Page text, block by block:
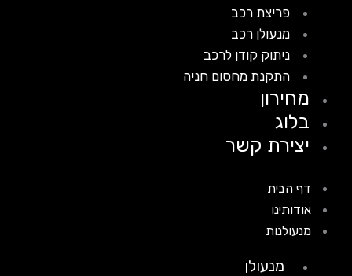
פריצת רכב
מנעולן רכב
ניתוק קודן לרכב
התקנת מחסום חניה
מחירון
בלוג
יצירת קשר
דף הבית
אודותינו
מנעולנות
מנעולן